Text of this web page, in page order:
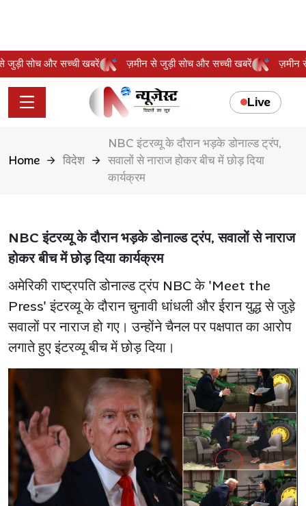
से जुड़ी सोच और सच्ची खबरें ज़मीन से जुड़ी सोच और सच्ची खबरें
Live
Home विदेश
NBC इंटरव्यू के दौरान भड़के डोनाल्ड ट्रंप,
सवालों से नाराज होकर बीच में छोड़ दिया
कार्यक्रम
NBC इंटरव्यू के दौरान भड़के डोनाल्ड ट्रंप, सवालों से नाराज
होकर बीच में छोड़ दिया कार्यक्रम
अमेरिकी राष्ट्रपति डोनाल्ड ट्रंप NBC के 'Meet the
Press' इंटरव्यू के दौरान चुनावी धांधली और ईरान युद्ध से जुड़े
सवालों पर नाराज हो गए। उन्होंने चैनल पर पक्षपात का आरोप
लगाते हुए इंटरव्यू बीच में छोड़ दिया।